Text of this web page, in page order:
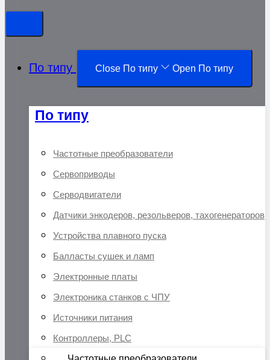
По типу Close По типу Open По типу
По типу
Частотные преобразователи
Сервоприводы
Серводвигатели
Датчики энкодеров, резольверов, тахогенераторов
Устройства плавного пуска
Балласты сушек и ламп
Электронные платы
Электроника станков с ЧПУ
Источники питания
Контроллеры, PLC